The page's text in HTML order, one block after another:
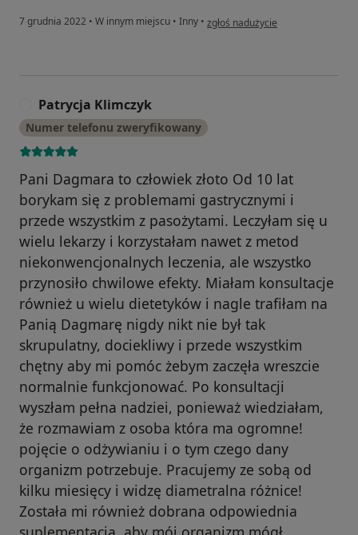
7 grudnia 2022 • W innym miejscu • Inny • w opinii użytkownika Joanna R
zgłoś nadużycie
Patrycja Klimczyk
Numer telefonu zweryfikowany
Pani Dagmara to człowiek złoto Od 10 lat
borykam się z problemami gastrycznymi i
przede wszystkim z pasożytami. Leczyłam się u
wielu lekarzy i korzystałam nawet z metod
niekonwencjonalnych leczenia, ale wszystko
przynosiło chwilowe efekty. Miałam konsultacje
również u wielu dietetyków i nagle trafiłam na
Panią Dagmarę nigdy nikt nie był tak
skrupulatny, dociekliwy i przede wszystkim
chętny aby mi pomóc żebym zaczęła wreszcie
normalnie funkcjonować. Po konsultacji
wyszłam pełna nadziei, ponieważ wiedziałam,
że rozmawiam z osoba która ma ogromne!
pojęcie o odżywianiu i o tym czego dany
organizm potrzebuje. Pracujemy ze sobą od
kilku miesięcy i widzę diametralna różnice!
Została mi również dobrana odpowiednia